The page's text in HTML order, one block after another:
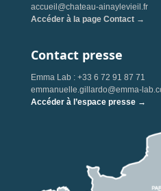
accueil@chateau-ainaylevieil.fr
Accéder à la page Contact →
Contact presse
Emma Lab : +33 6 72 91 87 71
emmanuelle.gillardo@emma-
Accéder à l’espace presse →